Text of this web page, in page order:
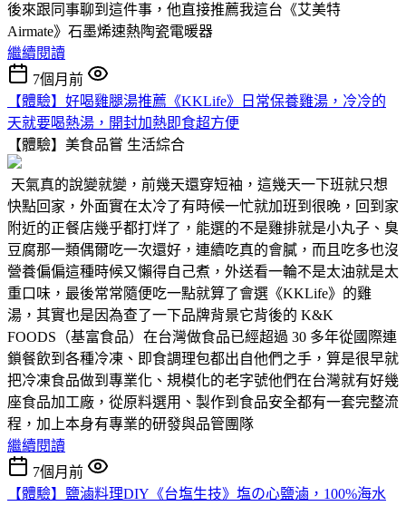
後來跟同事聊到這件事，他直接推薦我這台《艾美特
Airmate》石墨烯速熱陶瓷電暖器
繼續閱讀
7個月前
【體驗】好喝雞腿湯推薦《KKLife》日常保養雞湯，冷冷的
天就要喝熱湯，開封加熱即食超方便
【體驗】美食品嘗 生活綜合
天氣真的說變就變，前幾天還穿短袖，這幾天一下班就只想
快點回家，外面實在太冷了有時候一忙就加班到很晚，回到家
附近的正餐店幾乎都打烊了，能選的不是雞排就是小丸子、臭
豆腐那一類偶爾吃一次還好，連續吃真的會膩，而且吃多也沒
營養偏偏這種時候又懶得自己煮，外送看一輪不是太油就是太
重口味，最後常常隨便吃一點就算了會選《KKLife》的雞
湯，其實也是因為查了一下品牌背景它背後的 K&K
FOODS（基富食品）在台灣做食品已經超過 30 多年從國際連
鎖餐飲到各種冷凍、即食調理包都出自他們之手，算是很早就
把冷凍食品做到專業化、規模化的老字號他們在台灣就有好幾
座食品加工廠，從原料選用、製作到食品安全都有一套完整流
程，加上本身有專業的研發與品管團隊
繼續閱讀
7個月前
【體驗】鹽滷料理DIY《台塩生技》塩の心鹽滷，100%海水